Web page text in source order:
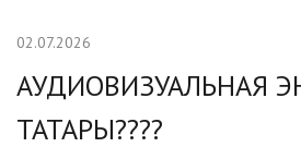
Стипендии и меры поддержки
обучающихся
Воспитательная работа
02.07.2026
АУДИОВИЗУАЛЬНАЯ
ТАТАРЫ????